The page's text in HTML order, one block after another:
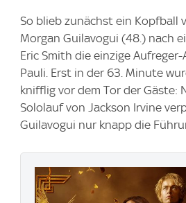
So blieb zunächst ein Kopfball
Morgan Guilavogui (48.) nach
Eric Smith die einzige Aufreger-
Pauli. Erst in der 63. Minute
knifflig vor dem Tor der Gäste:
Sololauf von Jackson Irvine
Guilavogui nur knapp die